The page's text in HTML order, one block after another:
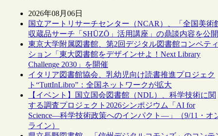
2026年08月06日
国立アートリサーチセンター（NCAR）、「全国美術
収蔵品サーチ「SHŪZŌ」活用講座」の鼎談内容を公開
東京大学附属図書館、第2回デジタル図書館コンペティ
ション「東大図書館をデザインせよ！Next Library
Challenge 2030」を開催
イタリア図書館協会、乳幼児向け読書推進プロジェク
ト“TuttInLibro”：全国ネットワークが拡大
【イベント】国立国会図書館（NDL）、科学技術に関
する調査プロジェクト2026シンポジウム「AI for
Science―科学技術政策へのインパクト―」（9/11・オ
ライン）